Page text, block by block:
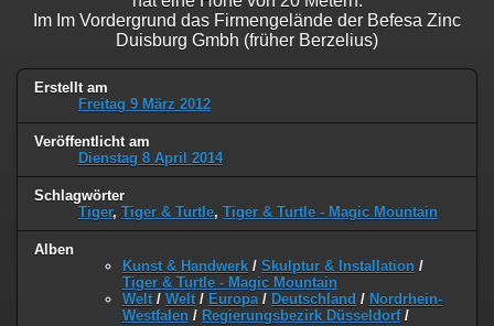
Im Im Vordergrund das Firmengelände der Befesa Zinc
Duisburg Gmbh (früher Berzelius)
Erstellt am
Freitag 9 März 2012
Veröffentlicht am
Dienstag 8 April 2014
Schlagwörter
Tiger, Tiger & Turtle, Tiger & Turtle - Magic Mountain
Alben
Kunst & Handwerk / Skulptur & Installation /
Tiger & Turtle - Magic Mountain
Welt / Welt / Europa / Deutschland / Nordrhein-
Westfalen / Regierungsbezirk Düsseldorf/